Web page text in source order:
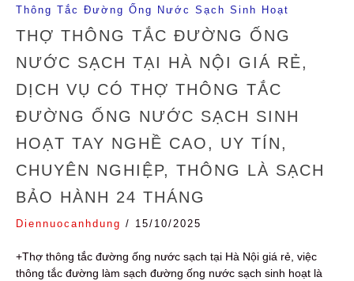
Thông Tắc Đường Ống Nước Sạch Sinh Hoạt
THỢ THÔNG TẮC ĐƯỜNG ỐNG
NƯỚC SẠCH TẠI HÀ NỘI GIÁ RẺ,
DỊCH VỤ CÓ THỢ THÔNG TẮC
ĐƯỜNG ỐNG NƯỚC SẠCH SINH
HOẠT TAY NGHỀ CAO, UY TÍN,
CHUYÊN NGHIỆP, THÔNG LÀ SẠCH
BẢO HÀNH 24 THÁNG
Diennuocanhdung / 15/10/2025
+Thợ thông tắc đường ống nước sạch tại Hà Nội giá rẻ, việc
thông tắc đường làm sạch đường ống nước sạch sinh hoạt là